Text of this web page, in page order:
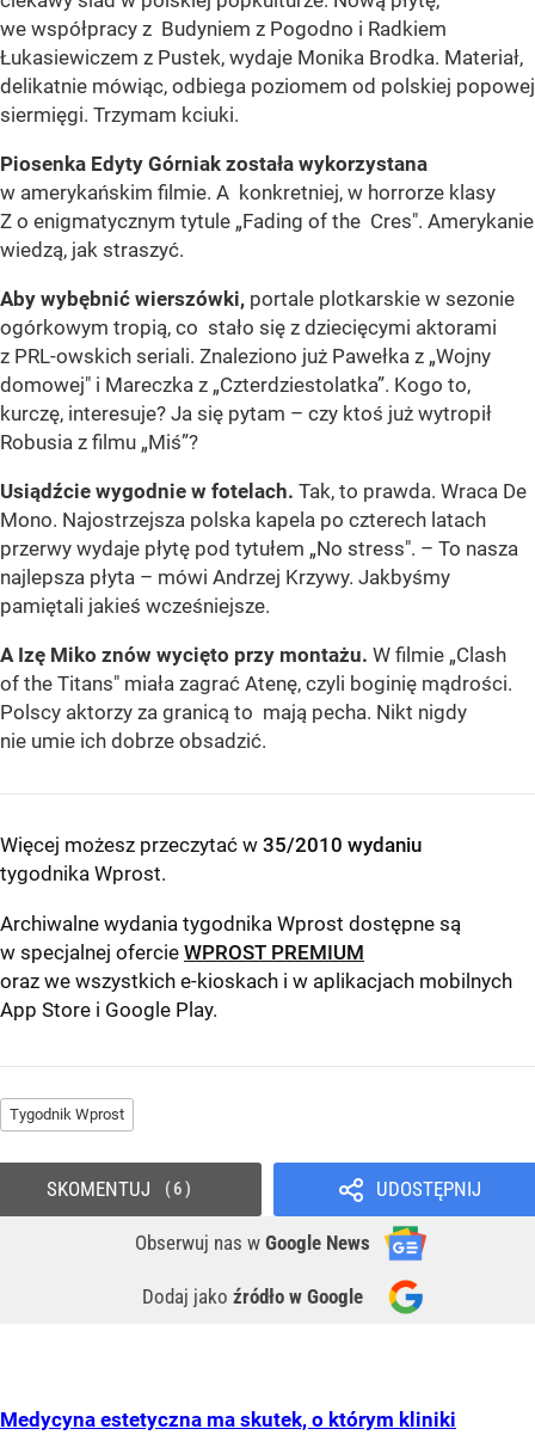
we współpracy z Budyniem z Pogodno i Radkiem
Łukasiewiczem z Pustek, wydaje Monika Brodka. Materiał,
delikatnie mówiąc, odbiega poziomem od polskiej popowej
siermięgi. Trzymam kciuki.
Piosenka Edyty Górniak została wykorzystana
w amerykańskim filmie. A konkretniej, w horrorze klasy
Z o enigmatycznym tytule „Fading of the Cres". Amerykanie
wiedzą, jak straszyć.
Aby wybębnić wierszówki, portale plotkarskie w sezonie
ogórkowym tropią, co stało się z dziecięcymi aktorami
z PRL-owskich seriali. Znaleziono już Pawełka z „Wojny
domowej" i Mareczka z „Czterdziestolatka”. Kogo to,
kurczę, interesuje? Ja się pytam – czy ktoś już wytropił
Robusia z filmu „Miś”?
Usiądźcie wygodnie w fotelach. Tak, to prawda. Wraca De
Mono. Najostrzejsza polska kapela po czterech latach
przerwy wydaje płytę pod tytułem „No stress". – To nasza
najlepsza płyta – mówi Andrzej Krzywy. Jakbyśmy
pamiętali jakieś wcześniejsze.
A Izę Miko znów wycięto przy montażu. W filmie „Clash
of the Titans" miała zagrać Atenę, czyli boginię mądrości.
Polscy aktorzy za granicą to mają pecha. Nikt nigdy
nie umie ich dobrze obsadzić.
Więcej możesz przeczytać w 35/2010 wydaniu
tygodnika Wprost.
Archiwalne wydania tygodnika Wprost dostępne są
w specjalnej ofercie WPROST PREMIUM
oraz we wszystkich e-kioskach i w aplikacjach mobilnych
App Store i Google Play.
Tygodnik Wprost
UDOSTĘPNIJ
Obserwuj nas w Google News
Dodaj jako źródło w Google
SKOMENTUJ 6
Medycyna estetyczna ma skutek, o którym kliniki